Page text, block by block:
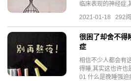
临床表现的神经症,
2021-01-18 292
很困了却舍不得
症
相信不少人都会有
得睡,其实这也许也
01 什么是晚睡强迫